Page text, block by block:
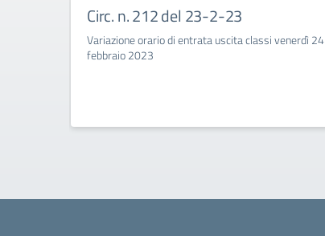
Circ. n. 212 del 23-2-23
Variazione orario di entrata uscita classi venerdì 24
febbraio 2023